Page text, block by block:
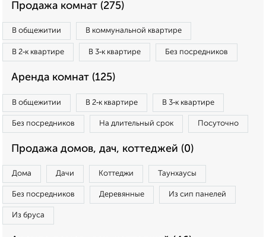
Продажа комнат (275)
В общежитии В коммунальной квартире
В 2‑к квартире В 3‑к квартире Без посредников
Аренда комнат (125)
В общежитии В 2‑к квартире В 3‑к квартире
Без посредников На длительный срок Посуточно
Продажа домов, дач, коттеджей (0)
Дома Дачи Коттеджи Таунхаусы
Без посредников Деревянные Из сип панелей
Из бруса